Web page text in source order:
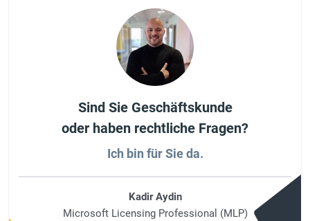
Sind Sie Geschäftskunde
oder haben rechtliche Fragen?
Ich bin für Sie da.
Kadir Aydin
Microsoft Licensing Professional (MLP)